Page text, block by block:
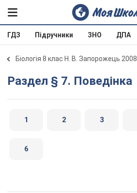
ГДЗ Підручники ЗНО ДПА
Біологія 8 клас Н. В. Запорожець 2008
Раздел § 7. Поведінка
1 2 3
6